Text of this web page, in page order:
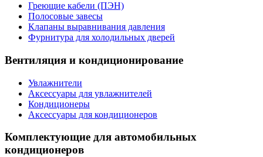
Греющие кабели (ПЭН)
Полосовые завесы
Клапаны выравнивания давления
Фурнитура для холодильных дверей
Вентиляция и кондиционирование
Увлажнители
Аксессуары для увлажнителей
Кондиционеры
Аксессуары для кондиционеров
Комплектующие для автомобильных
кондиционеров